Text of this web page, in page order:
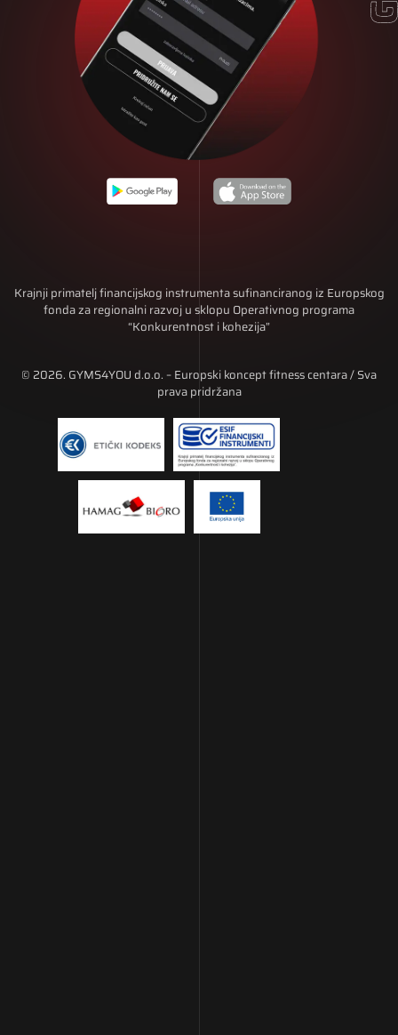
Krajnji primatelj financijskog instrumenta sufinanciranog iz Europskog
fonda za regionalni razvoj u sklopu Operativnog programa
“Konkurentnost i kohezija”
© 2026. GYMS4YOU d.o.o. – Europski koncept fitness centara / Sva
prava pridržana